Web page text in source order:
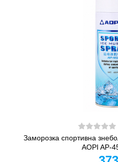
Заморозка спортивна
AOPI AP-